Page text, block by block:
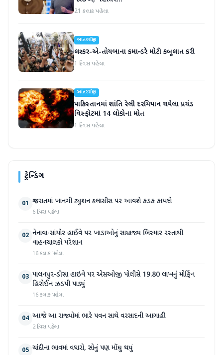
21 કલાક પહેલા
આંતરરાષ્ટ્રીય
લશ્કર-એ-તોયબાના કમાન્ડરે મોટી કબૂલાત કરી
1 દિવસ પહેલા
આંતરરાષ્ટ્રીય
પાકિસ્તાનમાં શાંતિ રેલી દરમિયાન થયેલા પ્રચંડ
વિસ્ફોટમાં 14 લોકોના મોત
1 દિવસ પહેલા
ટ્રેન્ડિંગ
01 ગુજરાતમાં ખાનગી ટ્યુશન ક્લાસીસ પર આવશે કડક કાયદો
6 દિવસ પહેલા
02 નેનાવા-સાંચોર હાઈવે પર ખાડાઓનું સામ્રાજ્ય બિસ્માર રસ્તાથી
વાહનચાલકો પરેશાન
16 કલાક પહેલા
03 પાલનપુર-ડીસા હાઇવે પર એસઓજી પોલીસે 19.80 લાખનું મોર્ફિન
હિરોઈન ઝડપી પાડ્યું
16 કલાક પહેલા
04 આજે આ રાજ્યોમાં ભારે પવન સાથે વરસાદની આગાહી
2 દિવસ પહેલા
05 ચાંદીના ભાવમાં વધારો, સોનું પણ મોંઘુ થયું